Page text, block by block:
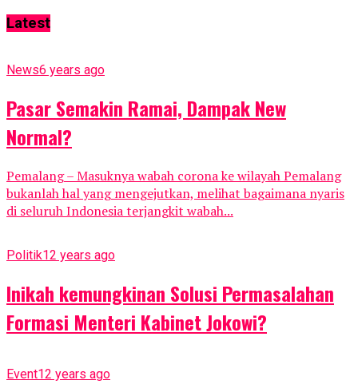
Latest
News6 years ago
Pasar Semakin Ramai, Dampak New
Normal?
Pemalang – Masuknya wabah corona ke wilayah Pemalang
bukanlah hal yang mengejutkan, melihat bagaimana nyaris
di seluruh Indonesia terjangkit wabah...
Politik12 years ago
Inikah kemungkinan Solusi Permasalahan
Formasi Menteri Kabinet Jokowi?
Event12 years ago